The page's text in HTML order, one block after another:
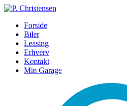
Forside
Biler
Leasing
Erhverv
Kontakt
Min Garage